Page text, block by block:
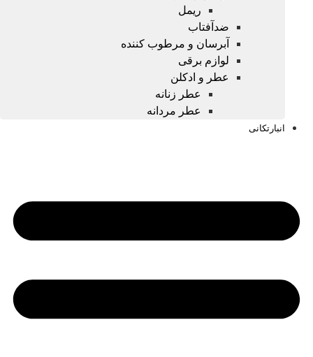
ریمل
ضدآفتاب
آبرسان و مرطوب کننده
لوازم برقی
عطر و ادکلن
عطر زنانه
عطر مردانه
انبارتکانی